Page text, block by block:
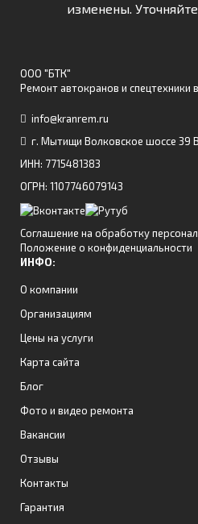
изменены.
ООО "БТК"
Ремонт автокранов и спецтехники
info@kranrem.ru
г. Мытищи Волковское шоссе 39
ИНН: 7715481383
ОГРН: 1107746079143
Соглашение на обработку
Положение о конфиденциальности
ИНФО:
О компании
Организациям
Цены на услуги
Карта сайта
Блог
Фото и видео ремонта
Вакансии
Отзывы
Контакты
Гарантия